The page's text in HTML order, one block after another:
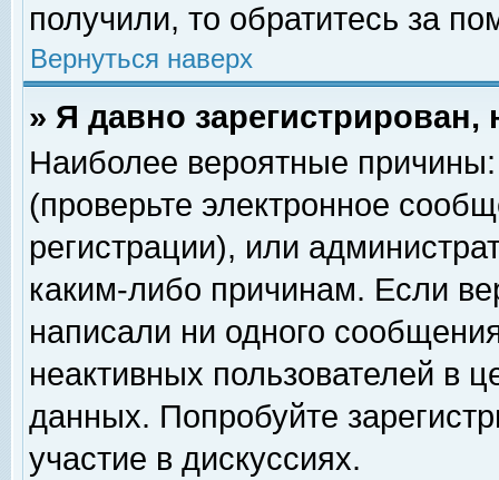
получили, то обратитесь за
Вернуться наверх
» Я давно
Наиболее вероятные
(проверьте электронное
регистрации), или
каким-либо причинам. Если
написали ни одного
неактивных пользователей в
данных. Попробуйте
участие в дискуссиях.